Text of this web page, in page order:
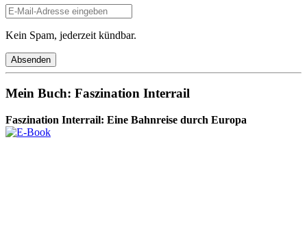
Kein Spam, jederzeit kündbar.
Mein Buch: Faszination Interrail
Faszination Interrail: Eine Bahnreise durch Europa